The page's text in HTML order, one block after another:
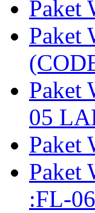
Paket
Paket
Paket
05
Paket
Paket
:FL-